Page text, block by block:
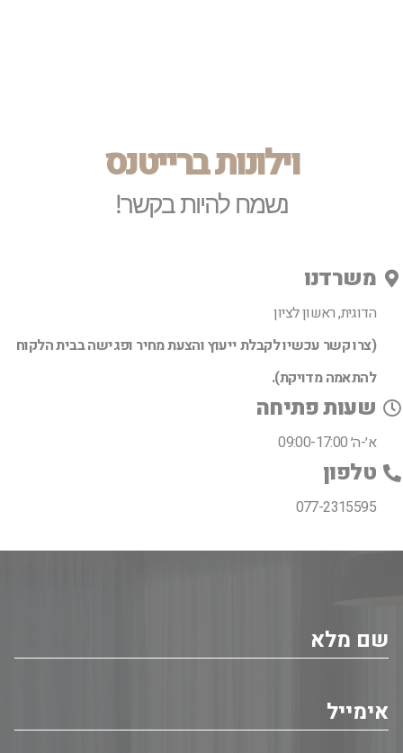
וילונות ברייטנס
נשמח להיות בקשר!
משרדנו
הדוגית, ראשון לציון
(צרו קשר עכשיו לקבלת ייעוץ והצעת מחיר ופגישה בבית הלקוח
להתאמה מדויקת).
שעות פתיחה
א׳-ה׳ 09:00-17:00
טלפון
077-2315595